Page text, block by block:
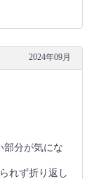
2024年09月
部分が気にな
れず折り返し